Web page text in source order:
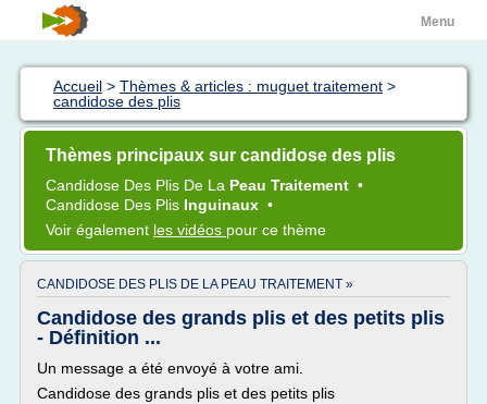
Menu
Accueil > Thèmes & articles : muguet traitement >
candidose des plis
Thèmes principaux sur candidose des plis
Candidose Des Plis De La Peau Traitement •
Candidose Des Plis Inguinaux •
Voir également les vidéos pour ce thème
CANDIDOSE DES PLIS DE LA PEAU TRAITEMENT »
Candidose des grands plis et des petits plis
- Définition ...
Un message a été envoyé à votre ami.
Candidose des grands plis et des petits plis